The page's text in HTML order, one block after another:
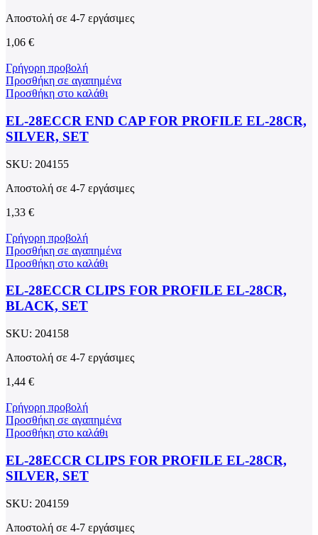
Αποστολή σε 4-7 εργάσιμες
1,06 €
Γρήγορη προβολή
Προσθήκη σε αγαπημένα
Προσθήκη στο καλάθι
EL-28ECCR END CAP FOR PROFILE EL-28CR,
SILVER, SET
SKU: 204155
Αποστολή σε 4-7 εργάσιμες
1,33 €
Γρήγορη προβολή
Προσθήκη σε αγαπημένα
Προσθήκη στο καλάθι
EL-28ECCR CLIPS FOR PROFILE EL-28CR,
BLACK, SET
SKU: 204158
Αποστολή σε 4-7 εργάσιμες
1,44 €
Γρήγορη προβολή
Προσθήκη σε αγαπημένα
Προσθήκη στο καλάθι
EL-28ECCR CLIPS FOR PROFILE EL-28CR,
SILVER, SET
SKU: 204159
Αποστολή σε 4-7 εργάσιμες